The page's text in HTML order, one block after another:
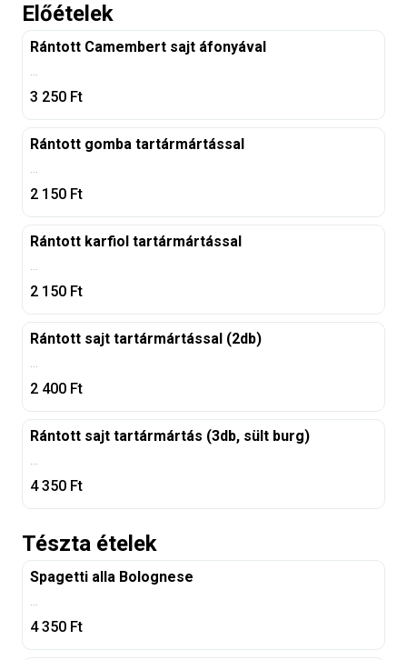
Előételek
Rántott Camembert sajt áfonyával
...
3 250 Ft
Rántott gomba tartármártással
...
2 150 Ft
Rántott karfiol tartármártással
...
2 150 Ft
Rántott sajt tartármártással (2db)
...
2 400 Ft
Rántott sajt tartármártás (3db, sült burg)
...
4 350 Ft
Tészta ételek
Spagetti alla Bolognese
...
4 350 Ft